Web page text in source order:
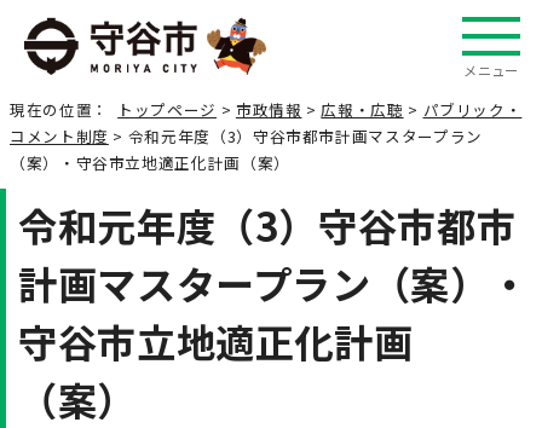
メニュー
現在の位置： トップページ > 市政情報 >広報・広聴 > パブリック・
コメント制度 > 令和元年度（3）守谷市都市計画マスタープラン
（案）・守谷市立地適正化計画（案）
令和元年度（3）守谷市都市
計画マスタープラン（案）・
守谷市立地適正化計画
（案）